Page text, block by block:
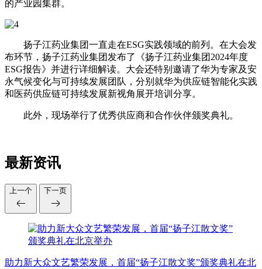
的产业园集群。
扬子江药业集团一直走在ESG实践领域的前列。在大会发
布环节，扬子江药业集团发布了《扬子江药业集团2024年度
ESG报告》并进行详细解读。大会还特别邀请了华为专家及安
永气候变化与可持续发展团队，分别就华为供应链智能化实践
和医药供应链可持续发展新视角展开培训分享。
此外，现场举行了优秀供应商和合作伙伴颁奖典礼。
最新资讯
上一个 下一页
助力新大众文艺繁荣发展，首届“扬子江散文奖”颁奖典礼在北